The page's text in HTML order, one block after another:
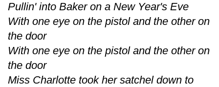
Pullin' into Baker on a New Year's Eve
With one eye on the pistol and the other on
the door
With one eye on the pistol and the other on
the door
Miss Charlotte took her satchel down to